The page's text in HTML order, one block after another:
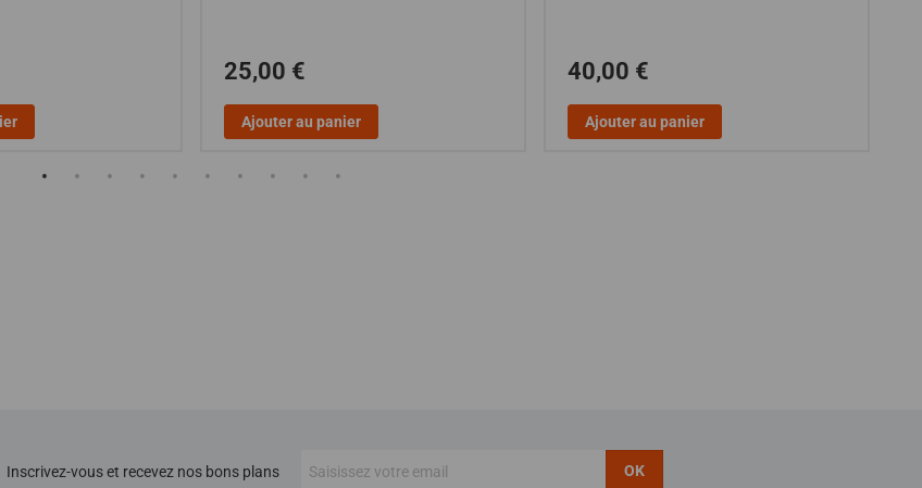
25,00 €
Ajouter au panier
40,00 €
Ajouter au panier
Inscrivez-vous et recevez nos bons plans OK